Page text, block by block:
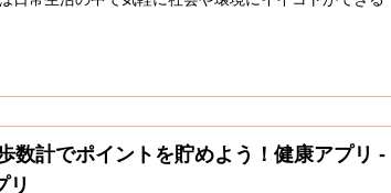
数計でポイントを貯めよう！健康アプリ -
リ